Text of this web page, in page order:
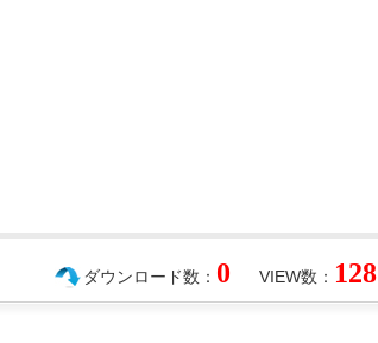
VIEW数： 128
ダウンロード数： 0